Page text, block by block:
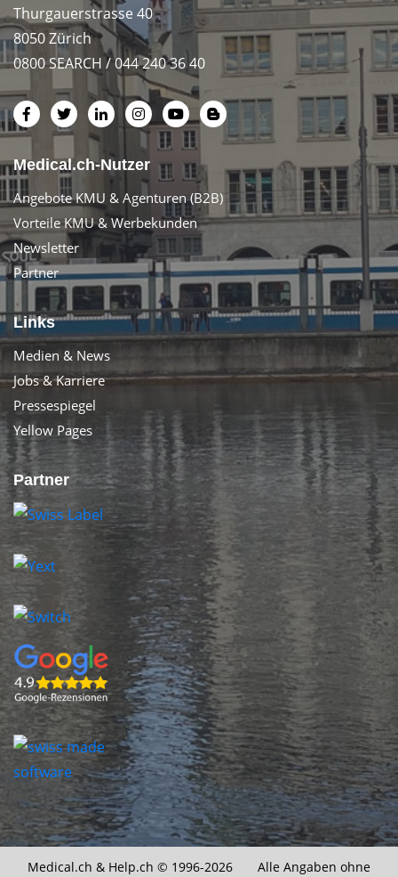
Thurgauerstrasse 40
8050 Zürich
0800 SEARCH / 044 240 36 40
Medical.ch-Nutzer
Angebote KMU & Agenturen (B2B)
Vorteile KMU & Werbekunden
Newsletter
Partner
Links
Medien & News
Jobs & Karriere
Pressespiegel
Yellow Pages
Partner
Medical.ch & Help.ch © 1996-2026 Alle Angaben ohne